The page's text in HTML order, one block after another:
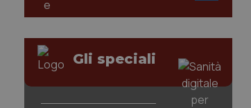
Gli speciali